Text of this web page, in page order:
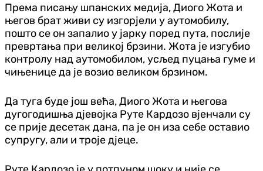
Према писању шпанских медија, Диого Жота и
његов брат живи су изгорјели у аутомобилу,
пошто се он запалио у јарку поред пута, послије
превртања при великој брзини. Жота је изгубио
контролу над аутомобилом, усљед пуцања гуме и
чињенице да је возио великом брзином.
Да туга буде још већа, Диого Жота и његова
дугогодишња дјевојка Руте Кардозо вјенчали су
се прије десетак дана, па је он иза себе оставио
супругу, али и троје дјеце.